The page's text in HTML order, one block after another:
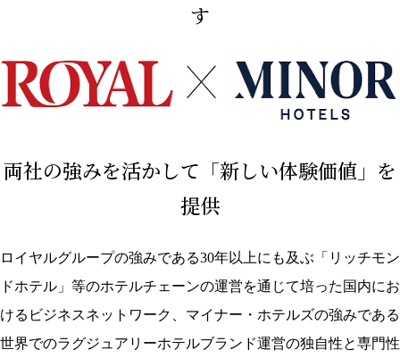
す
両社の強みを活かして「新しい体験価値」を
提供
ロイヤルグループの強みである30年以上にも及ぶ「リッチモン
ドホテル」等のホテルチェーンの運営を通じて培った国内にお
けるビジネスネットワーク、マイナー・ホテルズの強みである
世界でのラグジュアリーホテルブランド運営の独自性と専門性